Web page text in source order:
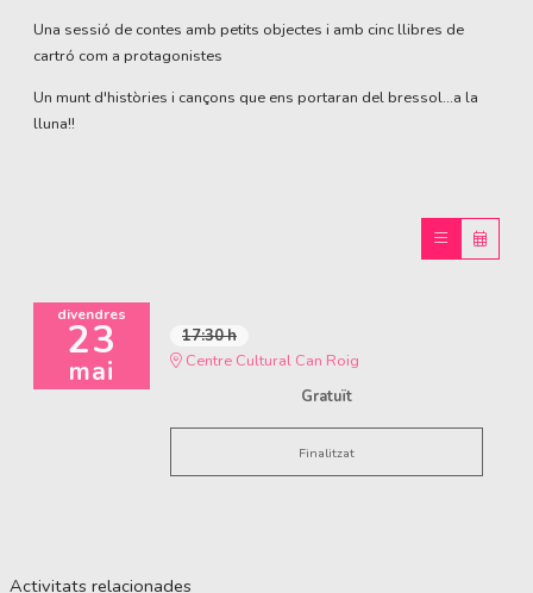
Una sessió de contes amb petits objectes i amb cinc llibres de
cartró com a protagonistes
Un munt d'històries i cançons que ens portaran del bressol...a la
lluna!!
divendres
23
mai
17:30 h
Centre Cultural Can Roig
Gratuït
Finalitzat
Activitats relacionades